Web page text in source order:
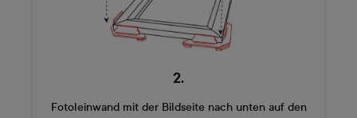
2.
Fotoleinwand mit der Bildseite nach unten auf den